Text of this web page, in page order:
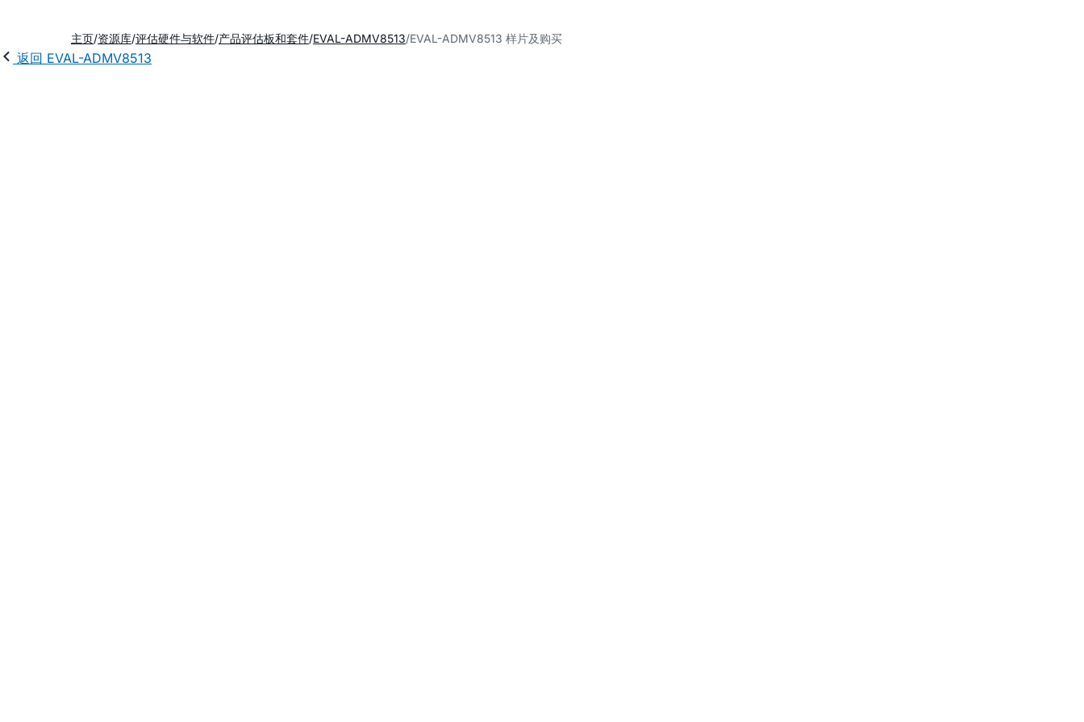
主页 资源库 评估硬件与软件 产品评估板和套件 EVAL-ADMV8513 EVAL-ADMV8513 样片及购买
返回 EVAL-ADMV8513